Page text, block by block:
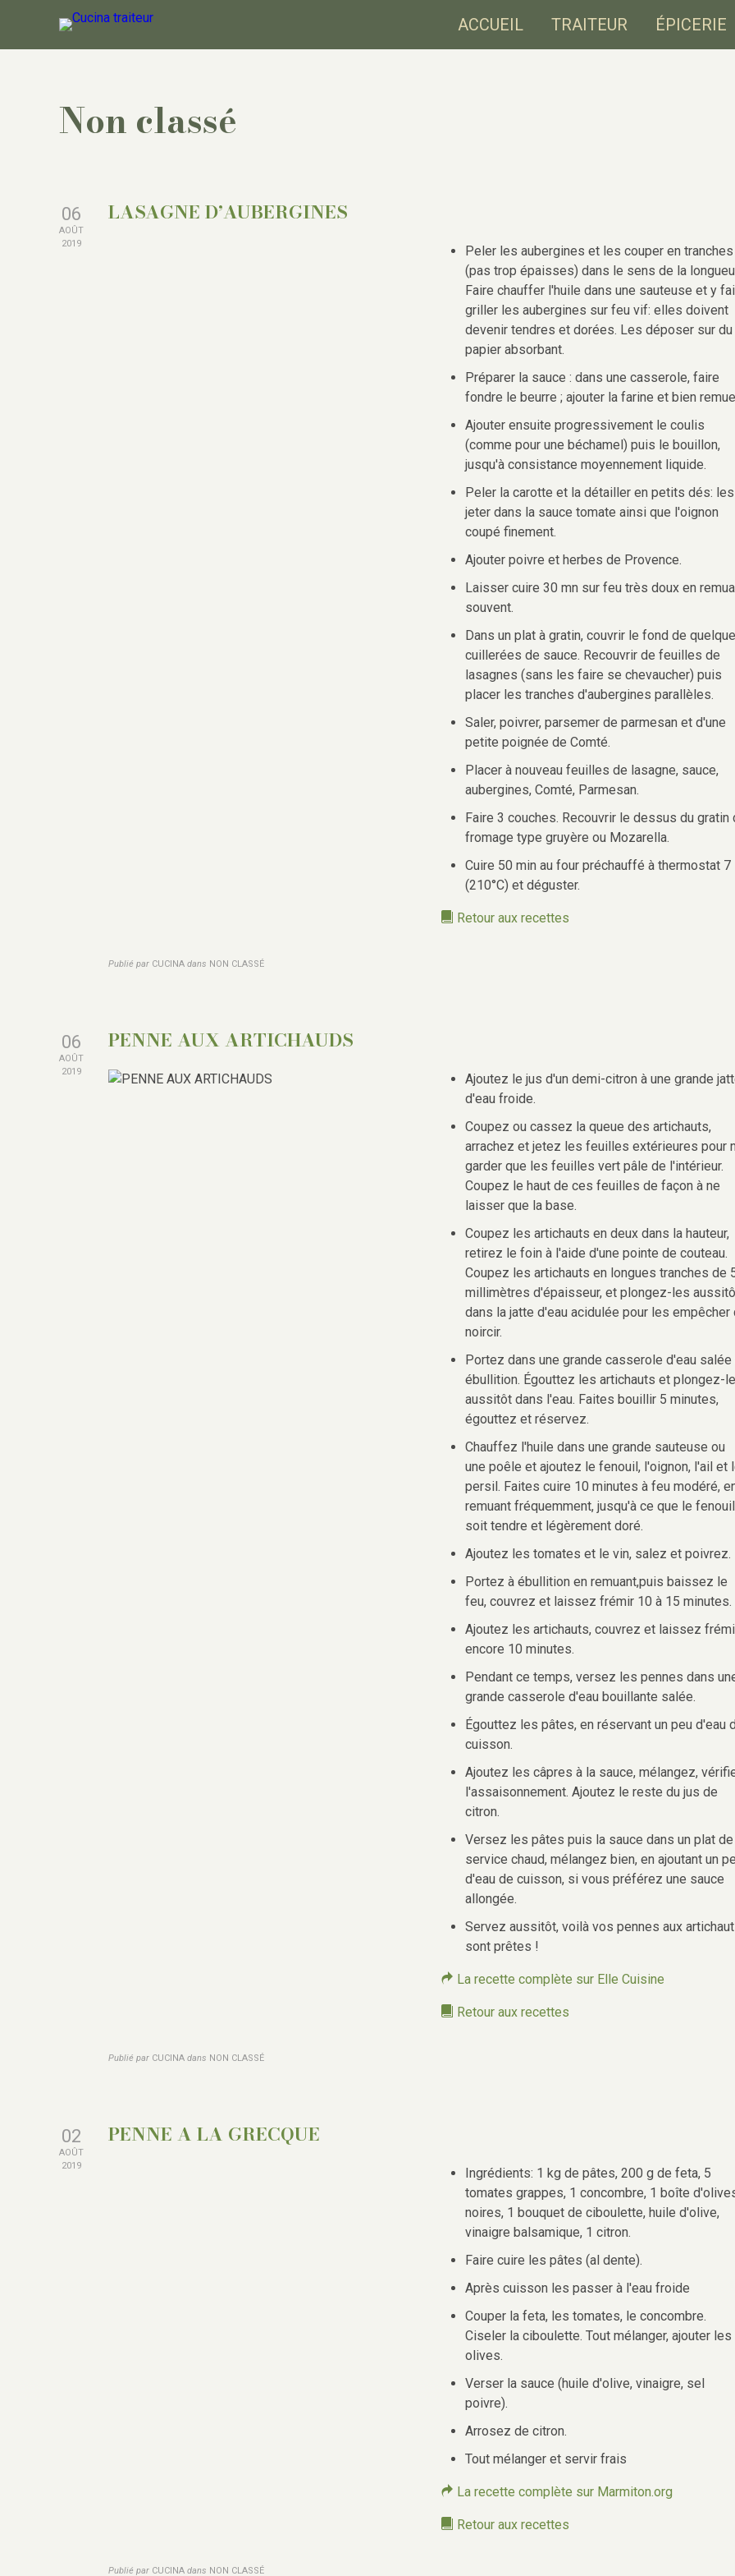
ACCUEIL TRAITEUR ÉPICERIE
Non classé
06
AOÛT
2019
LASAGNE D’AUBERGINES
Peler les aubergines et les couper en tranches
(pas trop épaisses) dans le sens de la
Faire chauffer l'huile dans une sauteuse et y
griller les aubergines sur feu vif: elles doivent
devenir tendres et dorées. Les déposer sur du
papier absorbant.
Préparer la sauce : dans une casserole, faire
fondre le beurre ; ajouter la farine et bien
Ajouter ensuite progressivement le coulis
(comme pour une béchamel) puis le bouillon,
jusqu'à consistance moyennement liquide.
Peler la carotte et la détailler en petits dés: les
jeter dans la sauce tomate ainsi que l'oignon
coupé finement.
Ajouter poivre et herbes de Provence.
Laisser cuire 30 mn sur feu très doux en
souvent.
Dans un plat à gratin, couvrir le fond de
cuillerées de sauce. Recouvrir de feuilles de
lasagnes (sans les faire se chevaucher) puis
placer les tranches d'aubergines parallèles.
Saler, poivrer, parsemer de parmesan et d'une
petite poignée de Comté.
Placer à nouveau feuilles de lasagne, sauce,
aubergines, Comté, Parmesan.
Faire 3 couches. Recouvrir le dessus du gratin
fromage type gruyère ou Mozarella.
Cuire 50 min au four préchauffé à thermostat 7
(210°C) et déguster.
Retour aux recettes
Publié par CUCINA dans NON CLASSÉ
06
AOÛT
2019
PENNE AUX ARTICHAUDS
Ajoutez le jus d'un demi-citron à une grande
d'eau froide.
Coupez ou cassez la queue des artichauts,
arrachez et jetez les feuilles extérieures pour
garder que les feuilles vert pâle de l'intérieur.
Coupez le haut de ces feuilles de façon à ne
laisser que la base.
Coupez les artichauts en deux dans la hauteur,
retirez le foin à l'aide d'une pointe de couteau.
Coupez les artichauts en longues tranches de
millimètres d'épaisseur, et plongez-les
dans la jatte d'eau acidulée pour les empêcher
noircir.
Portez dans une grande casserole d'eau salée
ébullition. Égouttez les artichauts et plongez-
aussitôt dans l'eau. Faites bouillir 5 minutes,
égouttez et réservez.
Chauffez l'huile dans une grande sauteuse ou
une poêle et ajoutez le fenouil, l'oignon, l'ail et
persil. Faites cuire 10 minutes à feu modéré,
remuant fréquemment, jusqu'à ce que le fenouil
soit tendre et légèrement doré.
Ajoutez les tomates et le vin, salez et poivrez.
Portez à ébullition en remuant,puis baissez le
feu, couvrez et laissez frémir 10 à 15 minutes.
Ajoutez les artichauts, couvrez et laissez
encore 10 minutes.
Pendant ce temps, versez les pennes dans
grande casserole d'eau bouillante salée.
Égouttez les pâtes, en réservant un peu d'eau
cuisson.
Ajoutez les câpres à la sauce, mélangez,
l'assaisonnement. Ajoutez le reste du jus de
citron.
Versez les pâtes puis la sauce dans un plat de
service chaud, mélangez bien, en ajoutant un
d'eau de cuisson, si vous préférez une sauce
allongée.
Servez aussitôt, voilà vos pennes aux
sont prêtes !
La recette complète sur Elle Cuisine
Retour aux recettes
Publié par CUCINA dans NON CLASSÉ
02
AOÛT
2019
PENNE A LA GRECQUE
Ingrédients: 1 kg de pâtes, 200 g de feta, 5
tomates grappes, 1 concombre, 1 boîte
noires, 1 bouquet de ciboulette, huile d'olive,
vinaigre balsamique, 1 citron.
Faire cuire les pâtes (al dente).
Après cuisson les passer à l'eau froide
Couper la feta, les tomates, le concombre.
Ciseler la ciboulette. Tout mélanger, ajouter les
olives.
Verser la sauce (huile d'olive, vinaigre, sel
poivre).
Arrosez de citron.
Tout mélanger et servir frais
La recette complète sur Marmiton.org
Retour aux recettes
Publié par CUCINA dans NON CLASSÉ